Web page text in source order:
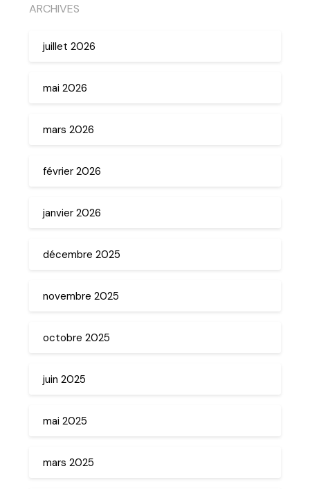
ARCHIVES
juillet 2026
mai 2026
mars 2026
février 2026
janvier 2026
décembre 2025
novembre 2025
octobre 2025
juin 2025
mai 2025
mars 2025